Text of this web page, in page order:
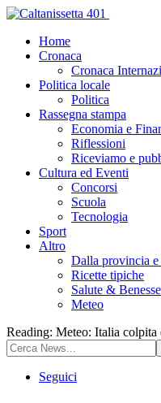
Home
Cronaca
Cronaca
Politica locale
Politica
Rassegna stampa
Economia e
Riflessioni
Riceviamo e
Cultura ed Eventi
Concorsi
Scuola
Tecnologia
Sport
Altro
Dalla provincia
Ricette tipiche
Salute &
Meteo
Reading: Meteo: Italia colpita
Seguici